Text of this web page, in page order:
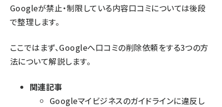
Googleが禁止・制限している内容口コミについては後段
で整理します。
ここではまず、Googleへ口コミの削除依頼をする3つの方
法について解説します。
関連記事
Googleマイビジネスのガイドラインに違反し